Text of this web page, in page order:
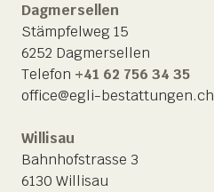
Dagmersellen
Stämpfelweg 15
6252 Dagmersellen
Telefon +41 62 756 34 35
office@egli-bestattungen.ch
Willisau
Bahnhofstrasse 3
6130 Willisau